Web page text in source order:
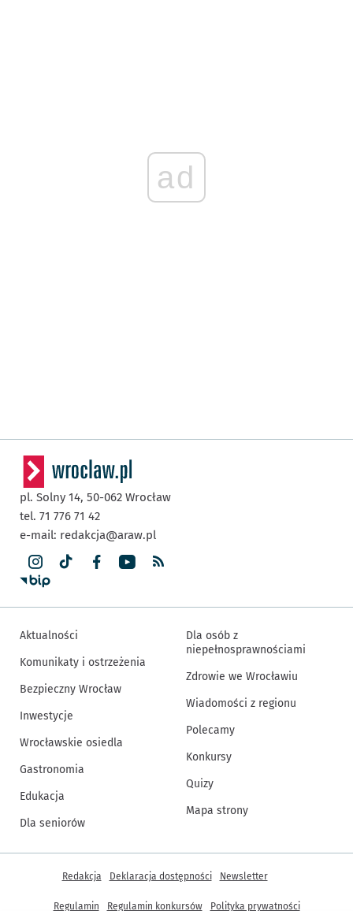
ad
pl. Solny 14, 50-062 Wrocław
tel. 71 776 71 42
e-mail: redakcja@araw.pl
Aktualności
Komunikaty i ostrzeżenia
Bezpieczny Wrocław
Inwestycje
Wrocławskie osiedla
Gastronomia
Edukacja
Dla seniorów
Dla osób z
niepełnosprawnościami
Zdrowie we Wrocławiu
Wiadomości z regionu
Polecamy
Konkursy
Quizy
Mapa strony
Inne informacje
Redakcja Deklaracja dostępności Newsletter
Regulamin Regulamin konkursów Polityka prywatności